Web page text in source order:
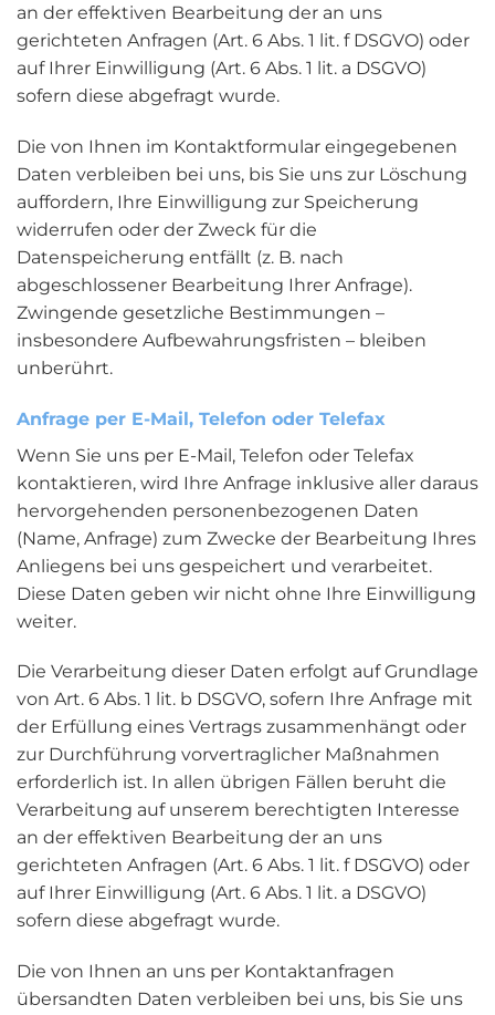
an der effektiven Bearbeitung der an uns
gerichteten Anfragen (Art. 6 Abs. 1 lit. f DSGVO) oder
auf Ihrer Einwilligung (Art. 6 Abs. 1 lit. a DSGVO)
sofern diese abgefragt wurde.
Die von Ihnen im Kontaktformular eingegebenen
Daten verbleiben bei uns, bis Sie uns zur Löschung
auffordern, Ihre Einwilligung zur Speicherung
widerrufen oder der Zweck für die
Datenspeicherung entfällt (z. B. nach
abgeschlossener Bearbeitung Ihrer Anfrage).
Zwingende gesetzliche Bestimmungen –
insbesondere Aufbewahrungsfristen – bleiben
unberührt.
Anfrage per E-Mail, Telefon oder Telefax
Wenn Sie uns per E-Mail, Telefon oder Telefax
kontaktieren, wird Ihre Anfrage inklusive aller daraus
hervorgehenden personenbezogenen Daten
(Name, Anfrage) zum Zwecke der Bearbeitung Ihres
Anliegens bei uns gespeichert und verarbeitet.
Diese Daten geben wir nicht ohne Ihre Einwilligung
weiter.
Die Verarbeitung dieser Daten erfolgt auf Grundlage
von Art. 6 Abs. 1 lit. b DSGVO, sofern Ihre Anfrage mit
der Erfüllung eines Vertrags zusammenhängt oder
zur Durchführung vorvertraglicher Maßnahmen
erforderlich ist. In allen übrigen Fällen beruht die
Verarbeitung auf unserem berechtigten Interesse
an der effektiven Bearbeitung der an uns
gerichteten Anfragen (Art. 6 Abs. 1 lit. f DSGVO) oder
auf Ihrer Einwilligung (Art. 6 Abs. 1 lit. a DSGVO)
sofern diese abgefragt wurde.
Die von Ihnen an uns per Kontaktanfragen
übersandten Daten verbleiben bei uns, bis Sie uns